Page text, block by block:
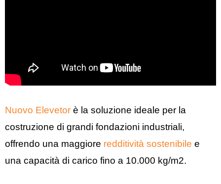
Nuovo Elevetor è la soluzione ideale per la
costruzione di grandi fondazioni industriali,
offrendo una maggiore redditività sostenibile e
una capacità di carico fino a 10.000 kg/m2.